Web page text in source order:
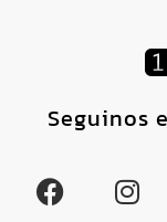
Seguinos